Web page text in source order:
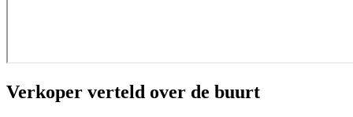
Verkoper verteld over de buurt